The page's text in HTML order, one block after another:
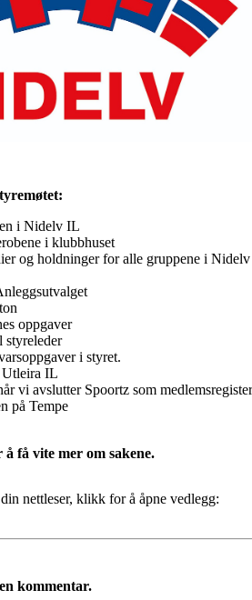
i Nidelv IL
i klubbhuset
og holdninger for alle gruppene i Nidelv
oppgaver
styreleder
i styret.
Utleira IL
vi avslutter Spoortz som medlemsregister
på Tempe
få vite mer om sakene.
nettleser, klikk for å åpne vedlegg:
kommentar.